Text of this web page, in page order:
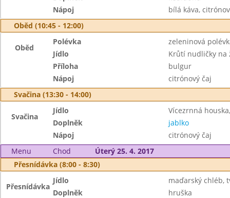
Nápoj
bílá káva,
Oběd (10:45 - 12:00)
Oběd
Polévka
zeleninová
Jídlo
Krůtí nudličky na
Příloha
bulgur
Nápoj
citrónový čaj
Svačina (13:30 - 14:00)
Svačina
Jídlo
Vícezrnná
Doplněk
jablko
Nápoj
citrónový čaj
Menu
Chod
Úterý 25. 4. 2017
Přesnídávka (8:00 - 8:30)
Přesnídávka
Jídlo
maďarský chléb,
Doplněk
hruška